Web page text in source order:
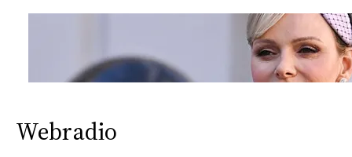
Webradio